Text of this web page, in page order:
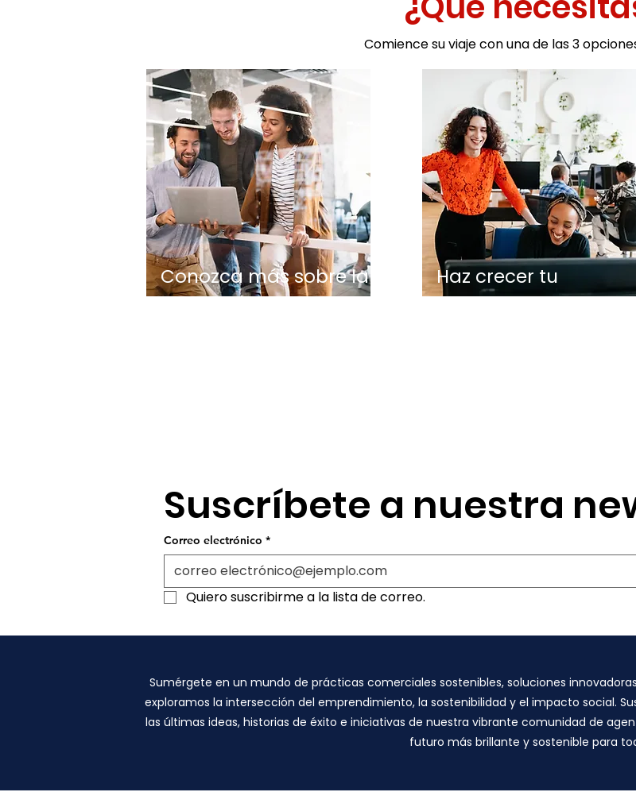
Comience su viaje con una de las 3
Conozca más sobre la
Fundación Eud
Haz crecer tu
negocio
Suscríbete a nuestra
Correo electrónico *
Quiero suscribirme a la lista de correo.
Sumérgete en un mundo de prácticas comerciales sostenibles, soluciones
exploramos la intersección del emprendimiento, la sostenibilidad y el impacto social.
las últimas ideas, historias de éxito e iniciativas de nuestra vibrante comunidad de
futuro más brillante y sostenible para